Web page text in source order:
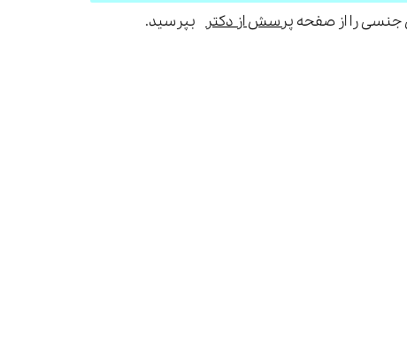
جنسی را از صفحه پرسش از دکتر بپرسید.